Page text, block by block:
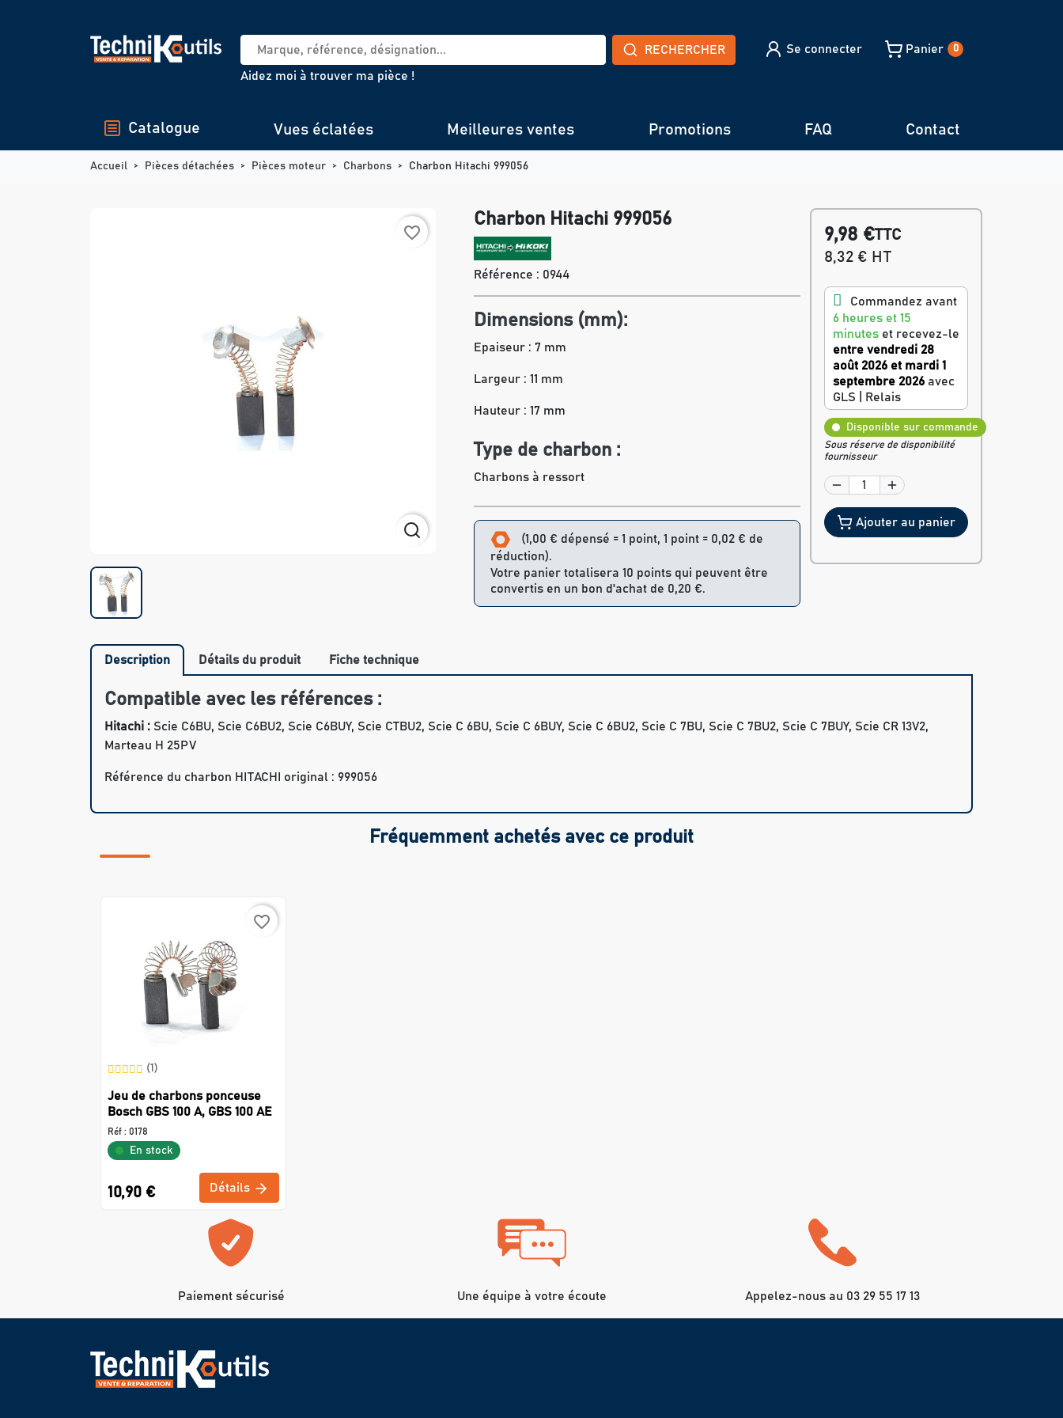
RECHERCHER
Aidez moi à trouver ma pièce !
Se connecter Panier 0
Catalogue Vues éclatées Meilleures ventes Promotions FAQ Contact
Accueil Pièces détachées Pièces moteur Charbons Charbon Hitachi 999056
favorite_border
Charbon Hitachi 999056
Référence : 0944
Dimensions (mm):
Epaiseur : 7 mm
Largeur : 11 mm
Hauteur : 17 mm
Type de charbon :
Charbons à ressort
(1,00 € dépensé = 1 point, 1 point = 0,02 € de
réduction).
Votre panier totalisera 10 points qui peuvent être
convertis en un bon d'achat de 0,20 €.
9,98 €TTC
8,32 € HT
Commandez avant
6 heures et 15
minuteset recevez-le
entre vendredi 28
août 2026 et mardi 1
septembre 2026 avec
GLS | Relais
Disponible sur commande
Sous réserve de disponibilité
fournisseur
Ajouter au panier
Description Détails du produit Fiche technique
Compatible avec les références :
Hitachi : Scie C6BU, Scie C6BU2, Scie C6BUY, Scie CTBU2, Scie C 6BU, Scie C 6BUY, Scie C 6BU2, Scie C 7BU, Scie C 7BU2, Scie C 7BUY, Scie CR 13V2,
Marteau H 25PV
Référence du charbon HITACHI original : 999056
Fréquemment achetés avec ce produit
favorite_border
(1)
Jeu de charbons ponceuse
Bosch GBS 100 A, GBS 100 AE
Réf : 0178
En stock
10,90 € Détails
Paiement sécurisé Une équipe à votre écoute Appelez-nous au 03 29 55 17 13